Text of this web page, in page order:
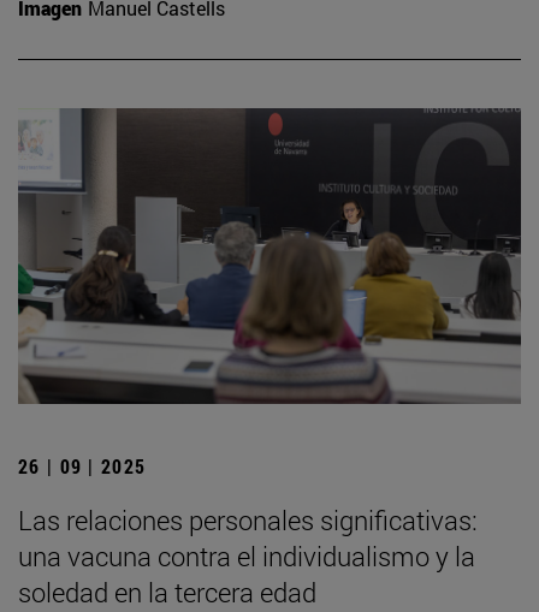
Imagen Manuel Castells
26 | 09 | 2025
Las relaciones personales significativas:
una vacuna contra el individualismo y la
soledad en la tercera edad